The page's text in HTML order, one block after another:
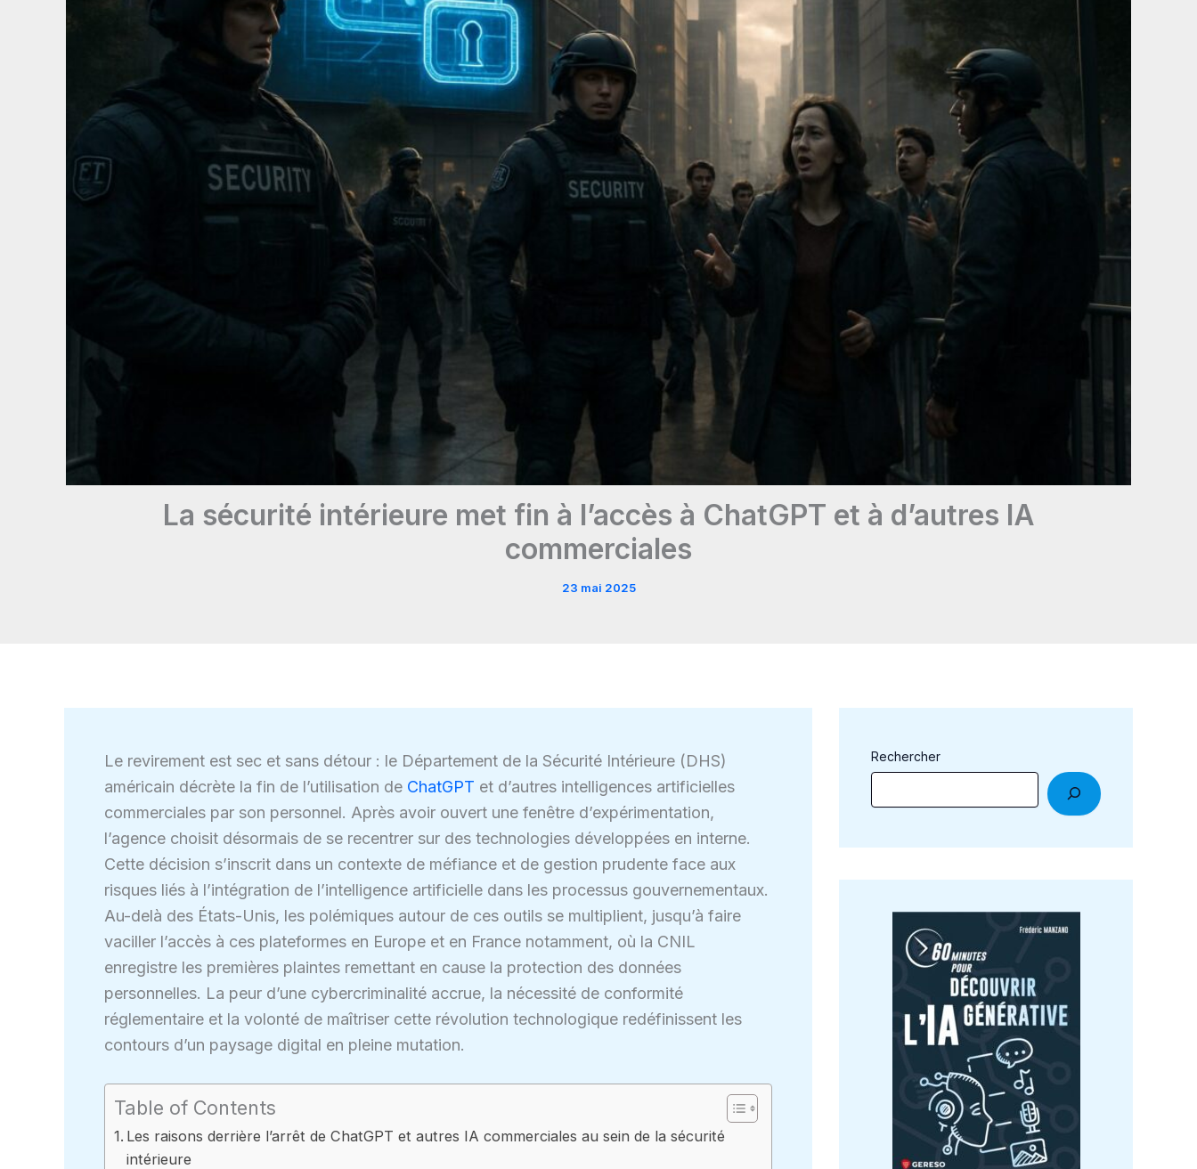
La sécurité intérieure met fin à l’accès à ChatGPT et à d’autres IA
commerciales
23 mai 2025
Le revirement est sec et sans détour : le Département de la Sécurité Intérieure (DHS)
américain décrète la fin de l’utilisation de ChatGPT et d’autres intelligences artificielles
commerciales par son personnel. Après avoir ouvert une fenêtre d’expérimentation,
l’agence choisit désormais de se recentrer sur des technologies développées en interne.
Cette décision s’inscrit dans un contexte de méfiance et de gestion prudente face aux
risques liés à l’intégration de l’intelligence artificielle dans les processus gouvernementaux.
Au-delà des États-Unis, les polémiques autour de ces outils se multiplient, jusqu’à faire
vaciller l’accès à ces plateformes en Europe et en France notamment, où la CNIL
enregistre les premières plaintes remettant en cause la protection des données
personnelles. La peur d’une cybercriminalité accrue, la nécessité de conformité
réglementaire et la volonté de maîtriser cette révolution technologique redéfinissent les
contours d’un paysage digital en pleine mutation.
Table of Contents
Les raisons derrière l’arrêt de ChatGPT et autres IA commerciales au sein de la sécurité
intérieure
Rechercher